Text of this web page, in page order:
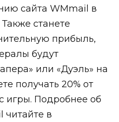
сайта WMmail в
станете
прибыль,
будут
или «Дуэль» на
получать 20% от
игры. Подробнее об
читайте в